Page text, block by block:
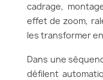
cadrage,
effet de zoom,
les transformer
Dans une
défilent